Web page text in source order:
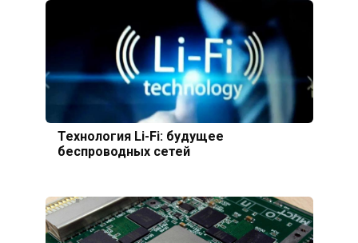
Технология Li-Fi: будущее
беспроводных сетей